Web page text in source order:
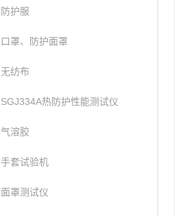
防护服
口罩、防护面罩
无纺布
SGJ334A热防护性能测试仪
气溶胶
手套试验机
面罩测试仪